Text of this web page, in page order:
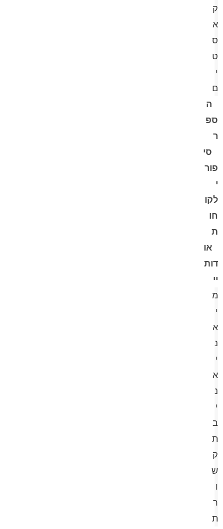
ק
א
ס
ט
י
ם
ה
ספ
ר
סי
פור
י
לקו
חו
ת
או
דות
יי
מ
י
א
נ
י
א
נ
י
ב
ת
ק
ש
ו
ר
ת